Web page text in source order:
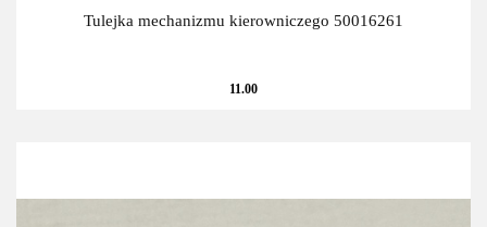
Tulejka mechanizmu kierowniczego 50016261
11.00